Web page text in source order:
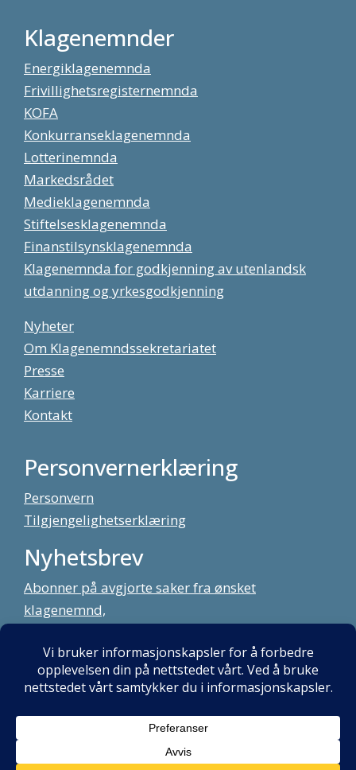
Klagenemnder
Energiklagenemnda
Frivillighetsregisternemnda
KOFA
Konkurranseklagenemnda
Lotterinemnda
Markedsrådet
Medieklagenemnda
Stiftelsesklagenemnda
Finanstilsynsklagenemnda
Klagenemnda for godkjenning av utenlandsk
utdanning og yrkesgodkjenning
Nyheter
Om Klagenemndssekretariatet
Presse
Karriere
Kontakt
Personvernerklæring
Personvern
Tilgjengelighetserklæring
Nyhetsbrev
Abonner på avgjorte saker fra ønsket
klagenemnd,